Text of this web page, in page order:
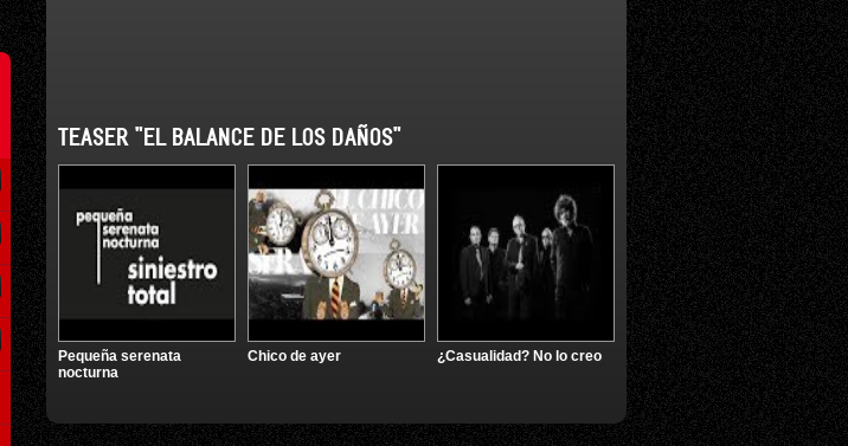
TEASER "EL BALANCE DE LOS DAÑOS"
Pequeña serenata
nocturna
Chico de ayer ¿Casualidad? No lo creo